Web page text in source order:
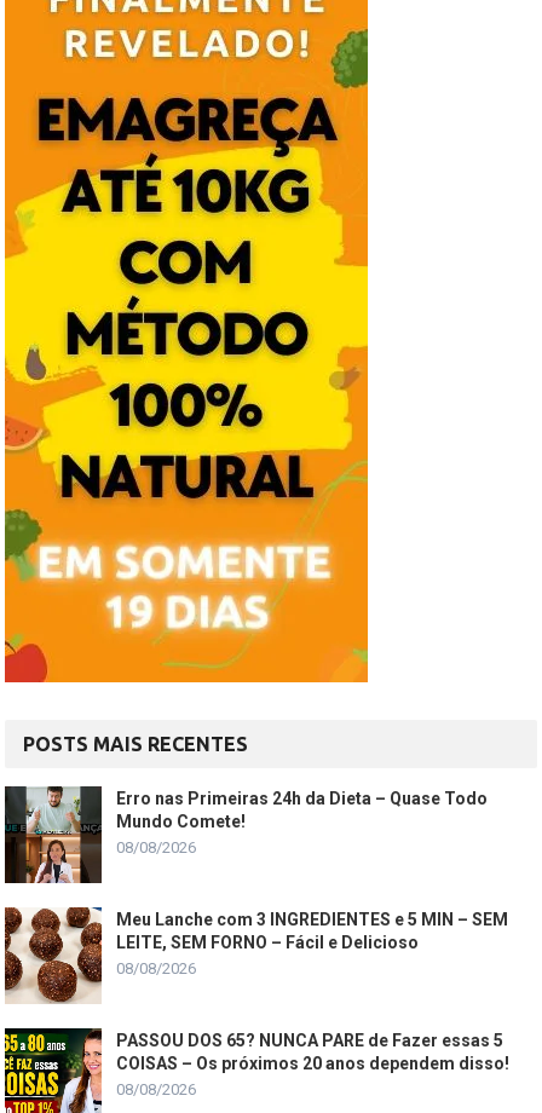
POSTS MAIS RECENTES
Erro nas Primeiras 24h da Dieta – Quase Todo
Mundo Comete!
08/08/2026
Meu Lanche com 3 INGREDIENTES e 5 MIN – SEM
LEITE, SEM FORNO – Fácil e Delicioso
08/08/2026
PASSOU DOS 65? NUNCA PARE de Fazer essas 5
COISAS – Os próximos 20 anos dependem disso!
08/08/2026